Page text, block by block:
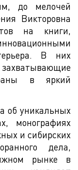
до мелочей
Викторовна
на книги,
В них
в яркий
об уникальных
монографиях
и сибирских
дела,
рынке в